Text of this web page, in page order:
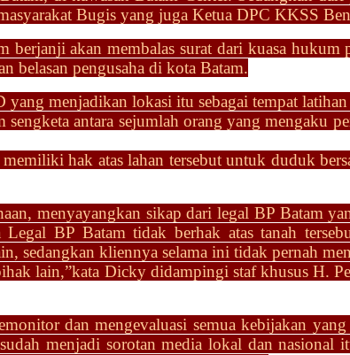
Bugis yang juga Ketua DPC KKSS
berjanji akanmembalas surat dari kuasa hukum
belasan pengusaha di kota Batam.
menjadikan lokasi itu sebagai tempat
sengketa antara sejumlah orang yang mengaku
hak atas lahan tersebut untuk duduk
menyayangkan sikap dari legal BP Batam
Legal BP Batamtidak berhak atas tanah
sedangkan kliennya selama ini tidak pernah
lain,”kata Dicky didampingi staf khusus H.
dan mengevaluasi semua kebijakan
menjadi sorotan media lokal dan nasional